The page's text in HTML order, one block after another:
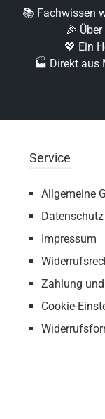
📚 Fachwissen
🎉
💖 Ein
🏭 Direkt aus
Service
Allgemeine
Datenschutz
Impressum
Zahlung
Cookie-